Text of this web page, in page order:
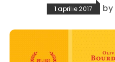
1 aprilie 2017 by